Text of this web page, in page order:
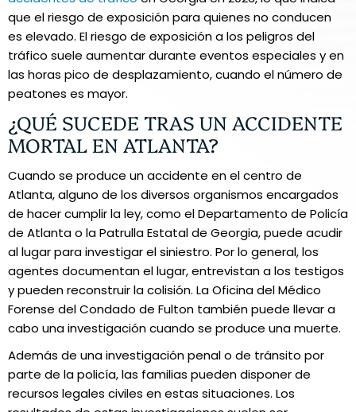
que el riesgo de exposición para quienes no conducen
es elevado. El riesgo de exposición a los peligros del
tráfico suele aumentar durante eventos especiales y en
las horas pico de desplazamiento, cuando el número de
peatones es mayor.
¿QUÉ SUCEDE TRAS UN ACCIDENTE
MORTAL EN ATLANTA?
Cuando se produce un accidente en el centro de
Atlanta, alguno de los diversos organismos encargados
de hacer cumplir la ley, como el Departamento de Policía
de Atlanta o la Patrulla Estatal de Georgia, puede acudir
al lugar para investigar el siniestro. Por lo general, los
agentes documentan el lugar, entrevistan a los testigos
y pueden reconstruir la colisión. La Oficina del Médico
Forense del Condado de Fulton también puede llevar a
cabo una investigación cuando se produce una muerte.
Además de una investigación penal o de tránsito por
parte de la policía, las familias pueden disponer de
recursos legales civiles en estas situaciones. Los